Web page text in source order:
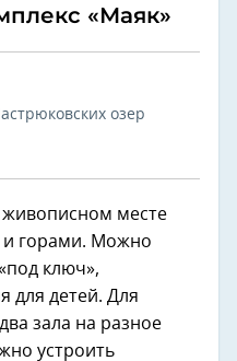
«Маяк»
озер
живописном месте
и горами. Можно
ключ»,
для детей. Для
зала на разное
устроить